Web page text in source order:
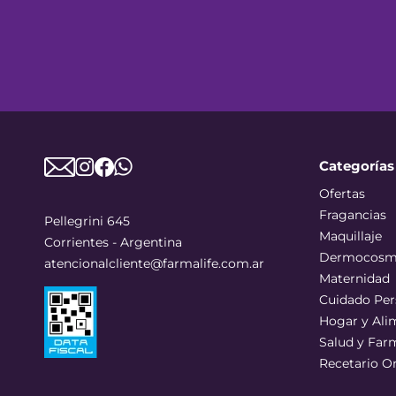
Pellegrini 645
Corrientes - Argentina
atencionalcliente@farmalife.com.ar
Categorías
Ofertas
Fragancias
Maquillaje
Maternidad
Cuidado
Hogar y
Salud y
Recetario